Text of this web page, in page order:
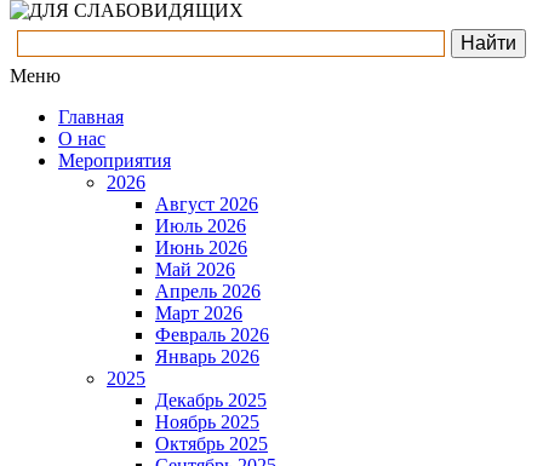
Меню
Главная
О нас
Мероприятия
2026
Август 2026
Июль 2026
Июнь 2026
Май 2026
Апрель 2026
Март 2026
Февраль 2026
Январь 2026
2025
Декабрь 2025
Ноябрь 2025
Октябрь 2025